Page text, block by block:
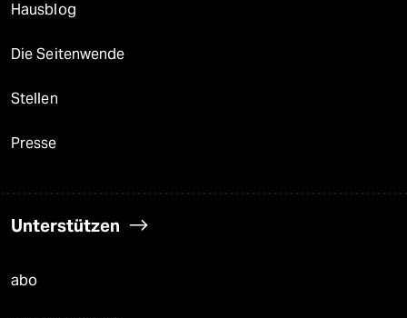
Hausblog
Die Seitenwende
Stellen
Presse
Unterstützen
abo